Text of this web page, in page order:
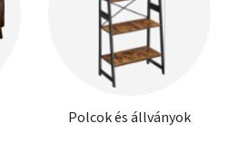
Polcok és állványok